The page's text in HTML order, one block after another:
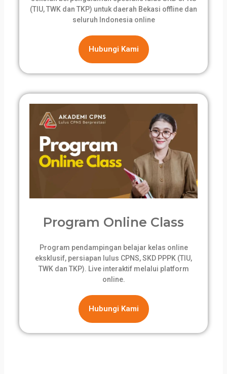
(TIU, TWK dan TKP) untuk daerah Bekasi offline dan
seluruh Indonesia online
Hubungi Kami
Program Online Class
Program pendampingan belajar kelas online
eksklusif, persiapan lulus CPNS, SKD PPPK (TIU,
TWK dan TKP). Live interaktif melalui platform
online.
Hubungi Kami